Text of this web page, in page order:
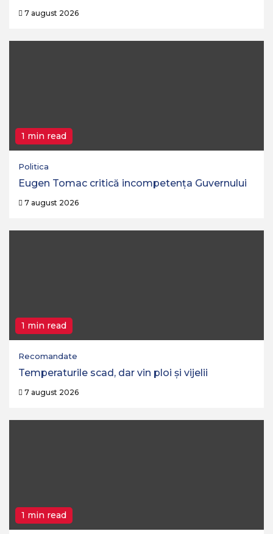
7 august 2026
1 min read
Politica
Eugen Tomac critică incompetența Guvernului
7 august 2026
1 min read
Recomandate
Temperaturile scad, dar vin ploi și vijelii
7 august 2026
1 min read